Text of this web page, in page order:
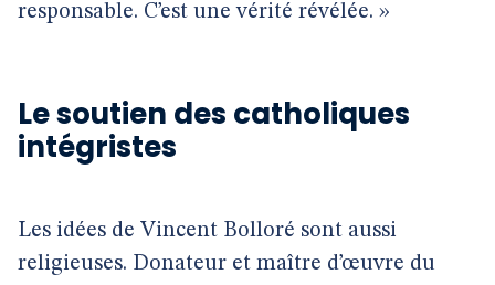
responsable. C’est une vérité révélée. »
Le soutien des catholiques
intégristes
Les idées de Vincent Bolloré sont aussi
religieuses. Donateur et maître d’œuvre du